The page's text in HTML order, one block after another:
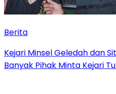
Berita
Kejari Minsel Geledah dan
Banyak Pihak Minta Kejari